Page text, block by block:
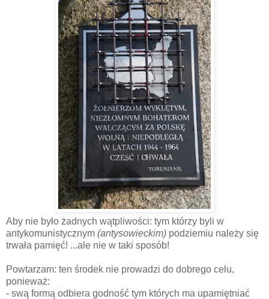
Aby nie było żadnych wątpliwości: tym którzy byli w
antykomunistycznym (antysowieckim) podziemiu należy się
trwała pamięć! ...ale nie w taki sposób!
Powtarzam: ten środek nie prowadzi do dobrego celu,
ponieważ:
- swą formą odbiera godność tym których ma upamiętniać